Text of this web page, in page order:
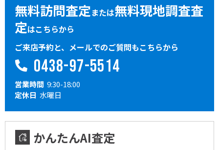
無料訪問査定または無料現地調査査
定はこちらから
ご来店予約と、メールでのご質問もこちらから
0438-97-5514
営業時間 9:30-18:00
定休日 水曜日
かんたんAI査定